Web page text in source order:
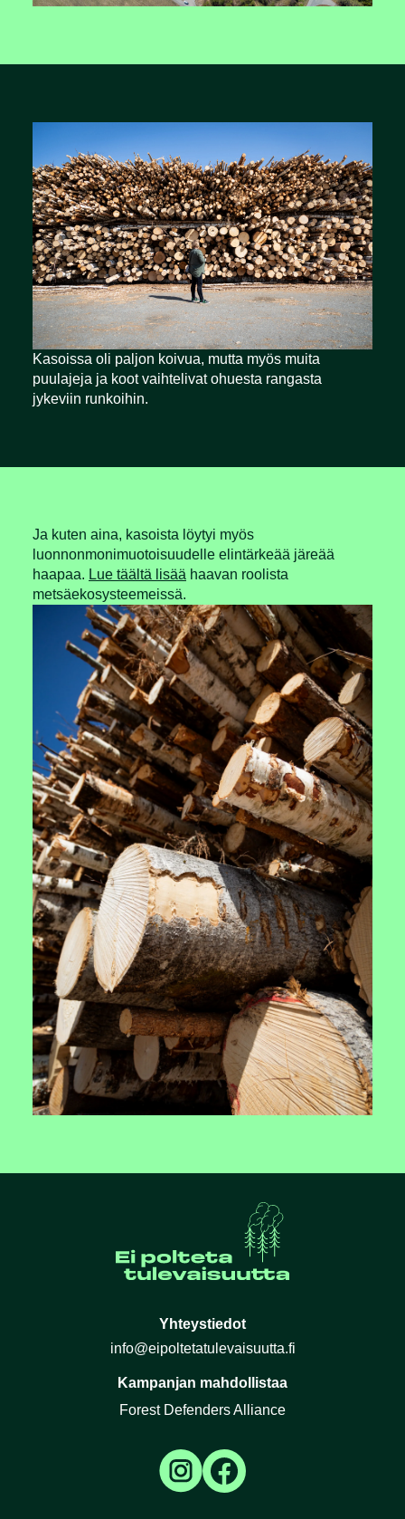
Kasoissa oli paljon koivua, mutta myös muita
puulajeja ja koot vaihtelivat ohuesta rangasta
jykeviin runkoihin.
Ja kuten aina, kasoista löytyi myös
luonnonmonimuotoisuudelle elintärkeää järeää
haapaa. Lue täältä lisää haavan roolista
metsäekosysteemeissä.
Yhteystiedot
info@eipoltetatulevaisuutta.fi
Kampanjan mahdollistaa
Forest Defenders Alliance